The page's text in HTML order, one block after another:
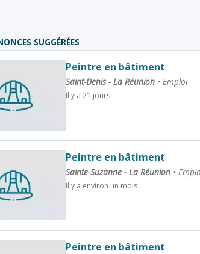
SUGGÉRÉES
Peintre en bâtiment
Saint-Denis - La Réunion • Emploi
Il y a 21 jours
Peintre en bâtiment
Sainte-Suzanne - La Réunion •
Il y a environ un mois
Peintre en bâtiment